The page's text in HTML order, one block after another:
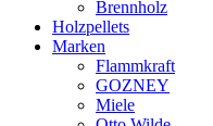
Brennholz
Holzpellets
Marken
Flammkraft
GOZNEY
Miele